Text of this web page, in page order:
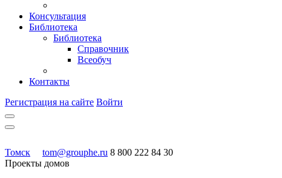
Консультация
Библиотека
Библиотека
Справочник
Всеобуч
Контакты
Регистрация на сайте Войти
Томск tom@grouphe.ru 8 800 222 84 30
Проекты домов